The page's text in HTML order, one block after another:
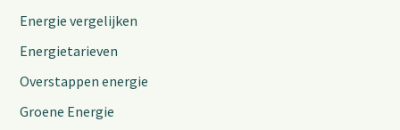
Energie vergelijken
Energietarieven
Overstappen energie
Groene Energie